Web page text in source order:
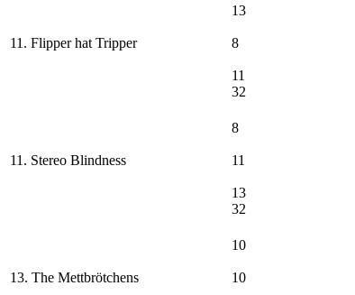
11. Flipper hat Tripper
13
8
11
32
11. Stereo Blindness
8
11
13
32
13. The Mettbrötchens
10
10